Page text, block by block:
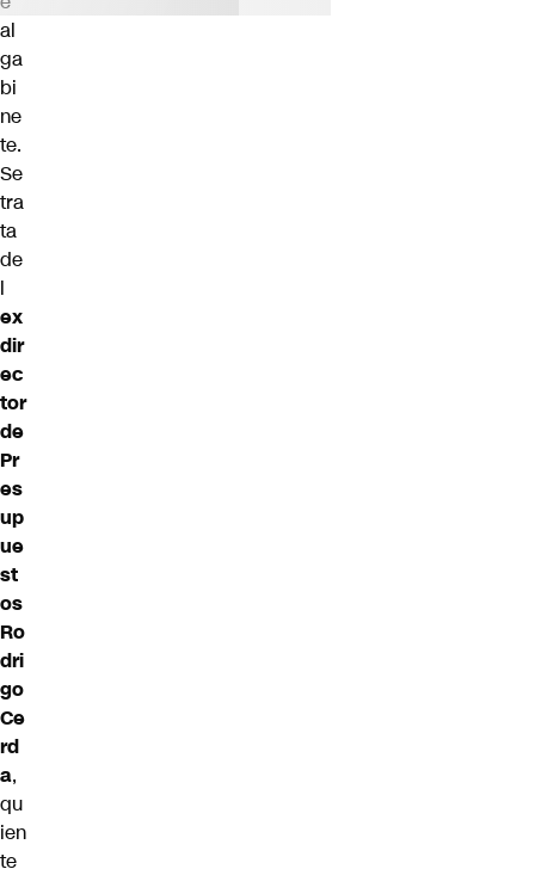
al
ga
bi
ne
te.
Se
tra
ta
de
l
ex
dir
ec
tor
de
Pr
es
up
ue
st
os
Ro
dri
go
Ce
rd
a,
qu
ien
te